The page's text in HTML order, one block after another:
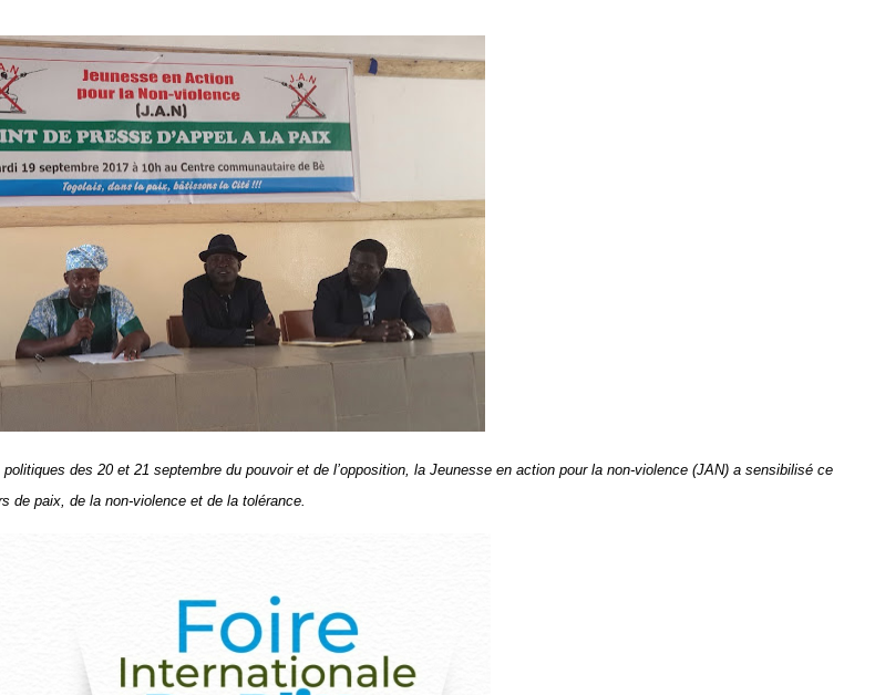
des 20 et 21 septembre du pouvoir et de l’opposition, la Jeunesse en action pour la non-violence (JAN) a sensibilisé ce
de paix, de la non-violence et de la tolérance.